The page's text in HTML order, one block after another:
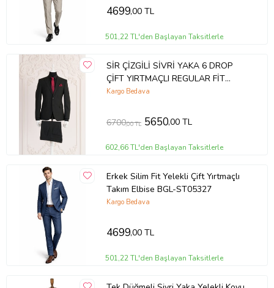
4699,00 TL
501,22 TL'den Başlayan Taksitlerle
SİR ÇİZGİLİ SİVRİ YAKA 6 DROP
ÇİFT YIRTMAÇLI REGULAR FİT
ERKEK TAKIM ELBİSE (Siyah)
Kargo Bedava
6700,00 TL 5650,00 TL
602,66 TL'den Başlayan Taksitlerle
Erkek Silim Fit Yelekli Çift Yırtmaçlı
Takım Elbise BGL-ST05327
Kargo Bedava
4699,00 TL
501,22 TL'den Başlayan Taksitlerle